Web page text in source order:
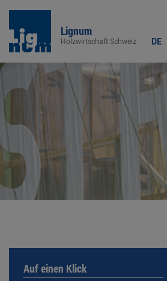
Lignum
Holzwirtschaft Schweiz DE
Auf einen Klick